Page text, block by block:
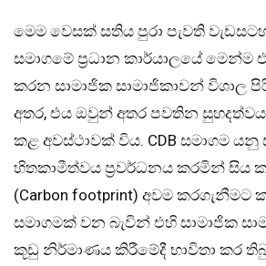
මෙම වෙසක් සතිය පුරා පැවති
සමාගමේ ප්‍රධාන කාර්යාලයේ මෙන්ම
කරන සාමාජික සාමාජිකාවන් විශාල
අතර, එය ඔවුන් අතර පවතින
කළ අවස්ථාවක් විය. CDB සමාගම යනු
හිතකාමීත්වය ප්‍රවර්ධනය කරමින් සිය
(Carbon footprint) අවම
සමාගමක් වන බැවින් එහි සාමාජික
කූඩු නිර්මාණය කිරීමේදී භාවිතා කර